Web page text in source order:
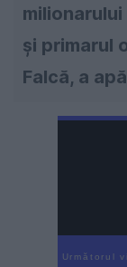
și primarul
Falcă, a
Următorul